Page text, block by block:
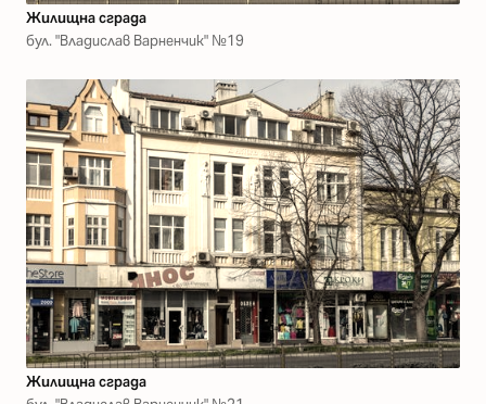
Жилищна сграда
бул. "Владислав Варненчик" №19
Жилищна сграда